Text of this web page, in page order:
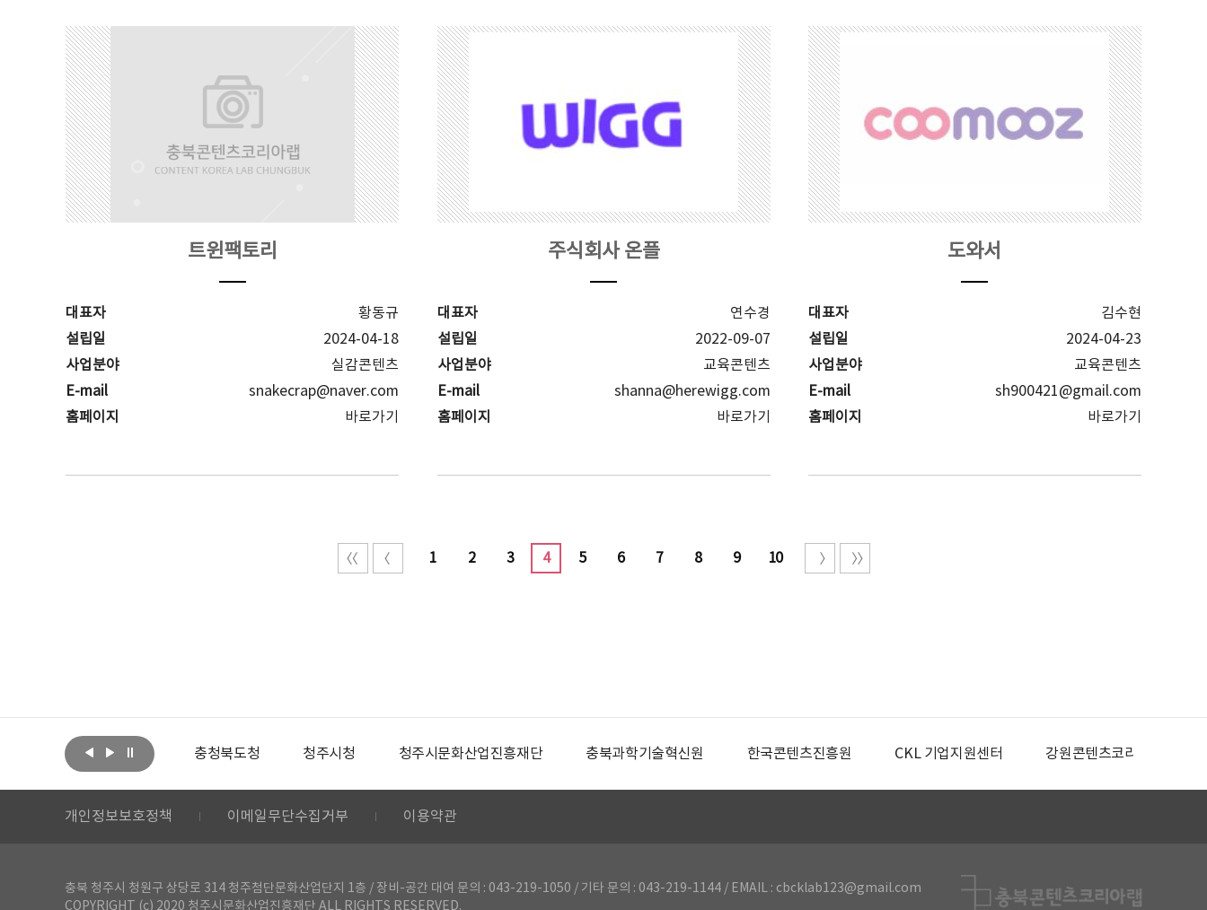
트윈팩토리
대표자
황동규
설립일
2024-04-18
사업분야
실감콘텐츠
E-mail
snakecrap@naver.com
홈페이지
바로가기
주식회사 온플
대표자
연수경
설립일
2022-09-07
사업분야
교육콘텐츠
E-mail
shanna@herewigg.com
홈페이지
바로가기
도와서
대표자
김수현
설립일
2024-04-23
사업분야
교육콘텐츠
E-mail
sh900421@gmail.com
홈페이지
바로가기
1 2 3 4 5 6 7 8 9 10
문화체육관광부 충청북도청 청주시청 청주시문화산업진흥재단 충북과학기술혁신원 한국콘텐츠진흥원 CKL 기업지원센터 강원콘텐츠코리아랩
개인정보보호정책 이메일무단수집거부 이용약관
충북 청주시 청원구 상당로 314 청주첨단문화산업단지 1층 / 장비-공간 대여 문의 : 043-219-1050 / 기타 문의 : 043-219-1144 / EMAIL : cbcklab123@gmail.com
COPYRIGHT (c) 2020 청주시문화산업진흥재단 ALL RIGHTS RESERVED.